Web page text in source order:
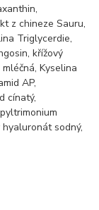
z chineze Sauru,
Triglycerdie,
křížový
Kyselina
AP,
cínatý,
sodný,